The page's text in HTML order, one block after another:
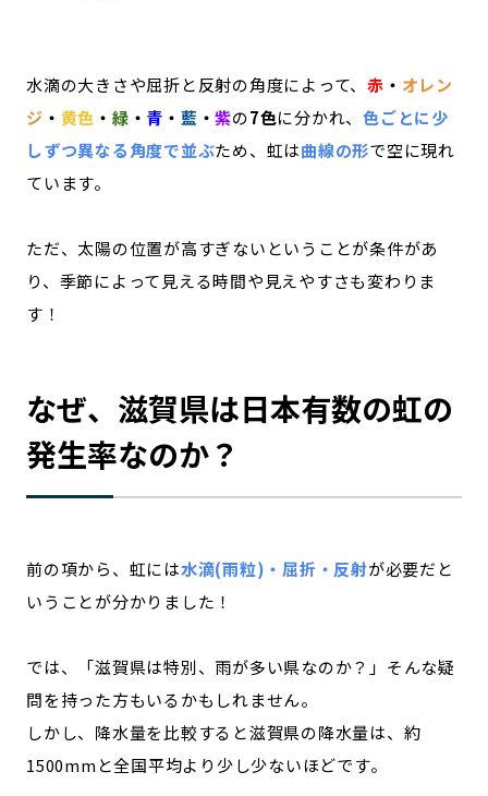
水滴の大きさや屈折と反射の角度によって、 赤 ・ オレン
ジ ・ 黄色 ・ 緑 ・ 青 ・ 藍 ・紫の7色に分かれ、 色ごとに少
しずつ異なる角度で並ぶため、虹は曲線の形で空に現れ
ています。
ただ、太陽の位置が高すぎないということが条件があ
り、季節によって見える時間や見えやすさも変わりま
す！
なぜ、滋賀県は日本有数の虹の
発生率なのか？
前の項から、虹には水滴(雨粒)・屈折・反射が必要だと
いうことが分かりました！
では、「滋賀県は特別、雨が多い県なのか？」そんな疑
問を持った方もいるかもしれません。
しかし、降水量を比較すると滋賀県の降水量は、約
1500mmと全国平均より少し少ないほどです。